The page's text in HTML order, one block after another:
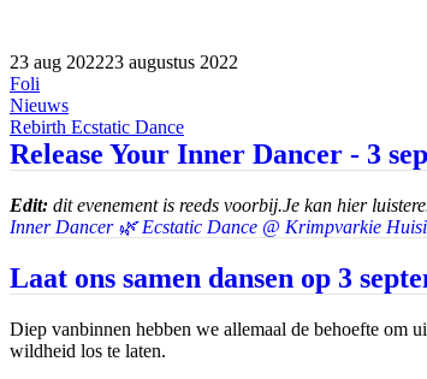
23 aug 202223 augustus 2022
Foli
Nieuws
Rebirth Ecstatic Dance
Release Your Inner Dancer - 3
Edit: dit evenement is reeds voorbij.Je kan hier
Inner Dancer 🌿 Ecstatic Dance @ Krimpvarkie
Laat ons samen dansen op 3
Diep vanbinnen hebben we allemaal de behoefte om
wildheid los te laten.